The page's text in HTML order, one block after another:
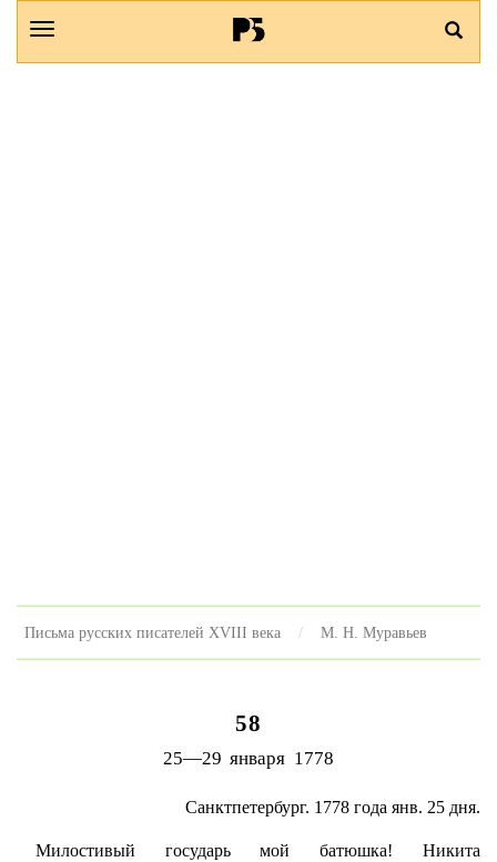
Письма русских писателей XVIII века M. H. Муравьев
58
25—29 января 1778
Санктпетербург. 1778 года янв. 25 дня.
Милостивый государь мой батюшка! Никита